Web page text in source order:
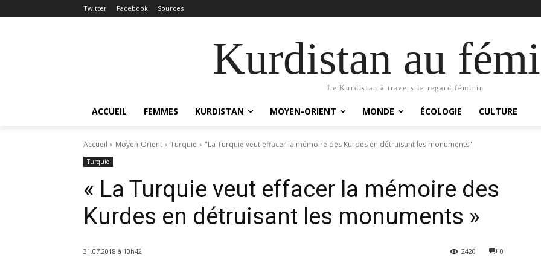
Twitter Facebook Sources
Kurdistan au
Le Kurdistan à travers le regard féminin
ACCUEIL FEMMES KURDISTAN MOYEN-ORIENT MONDE ÉCOLOGIE CULTURE
Accueil Moyen-Orient Turquie "La Turquie veut effacer la mémoire des Kurdes en détruisant les monuments"
Turquie
« La Turquie veut effacer la mémoire des
Kurdes en détruisant les monuments »
31.07.2018 à 10h42 0
2420